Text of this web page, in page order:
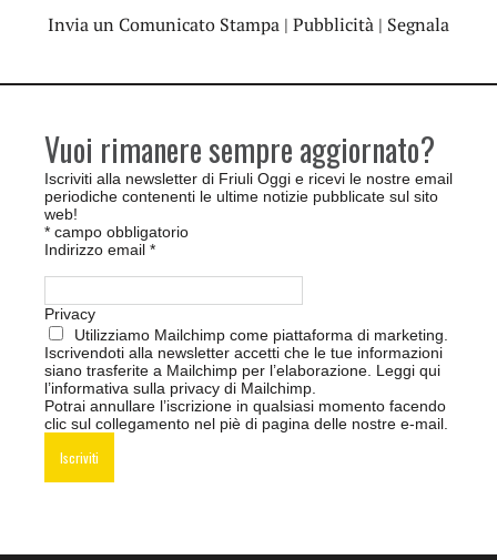
Invia un Comunicato Stampa | Pubblicità | Segnala
Vuoi rimanere sempre aggiornato?
Iscriviti alla newsletter di Friuli Oggi e ricevi le nostre email
periodiche contenenti le ultime notizie pubblicate sul sito
web!
* campo obbligatorio
Indirizzo email *
Privacy
Utilizziamo Mailchimp come piattaforma di marketing.
Iscrivendoti alla newsletter accetti che le tue informazioni
siano trasferite a Mailchimp per l’elaborazione. Leggi qui
l’informativa sulla privacy di Mailchimp.
Potrai annullare l’iscrizione in qualsiasi momento facendo
clic sul collegamento nel piè di pagina delle nostre e-mail.